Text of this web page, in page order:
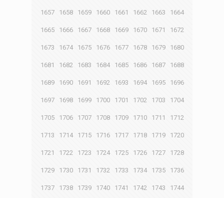
1657 1658 1659 1660 1661 1662 1663 1664
1665 1666 1667 1668 1669 1670 1671 1672
1673 1674 1675 1676 1677 1678 1679 1680
1681 1682 1683 1684 1685 1686 1687 1688
1689 1690 1691 1692 1693 1694 1695 1696
1697 1698 1699 1700 1701 1702 1703 1704
1705 1706 1707 1708 1709 1710 1711 1712
1713 1714 1715 1716 1717 1718 1719 1720
1721 1722 1723 1724 1725 1726 1727 1728
1729 1730 1731 1732 1733 1734 1735 1736
1737 1738 1739 1740 1741 1742 1743 1744